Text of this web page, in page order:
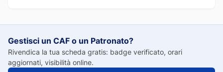
Gestisci un CAF o un Patronato?
Rivendica la tua scheda gratis: badge verificato, orari
aggiornati, visibilità online.